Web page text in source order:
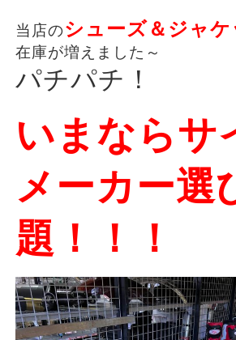
当店のシューズ＆ジャケ
在庫が増えました～
パチパチ！
いまならサ
メーカー選
題！！！